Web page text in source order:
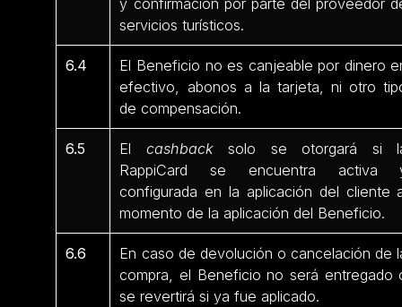
y confirmación por parte del proveedor
servicios turísticos.
6.4
El Beneficio no es canjeable por dinero
efectivo, abonos a la tarjeta, ni otro
de compensación.
6.5 El cashbacksolo se otorgará si
RappiCard se encuentra activa
configurada en la aplicación del cliente
momento de la aplicación del Beneficio.
6.6
En caso de devolución o cancelación de
compra, el Beneficio no será entregado
se revertirá si ya fue aplicado.